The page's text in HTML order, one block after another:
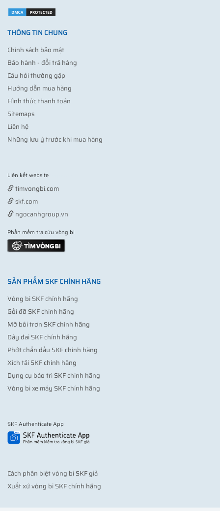
THÔNG TIN CHUNG
Chính sách bảo mật
Bảo hành - đổi trả hàng
Câu hỏi thường gặp
Hướng dẫn mua hàng
Hình thức thanh toán
Sitemaps
Liên hệ
Những lưu ý trước khi mua hàng
Liên kết website
timvongbi.com
skf.com
ngocanhgroup.vn
Phần mềm tra cứu vòng bi
SẢN PHẨM SKF CHÍNH HÃNG
Vòng bi SKF chính hãng
Gối đỡ SKF chính hãng
Mỡ bôi trơn SKF chính hãng
Dây đai SKF chính hãng
Phớt chắn dầu SKF chính hãng
Xích tải SKF chính hãng
Dụng cụ bảo trì SKF chính hãng
Vòng bi xe máy SKF chính hãng
SKF Authenticate App
Cách phân biệt vòng bi SKF giả
Xuất xứ vòng bi SKF chính hãng